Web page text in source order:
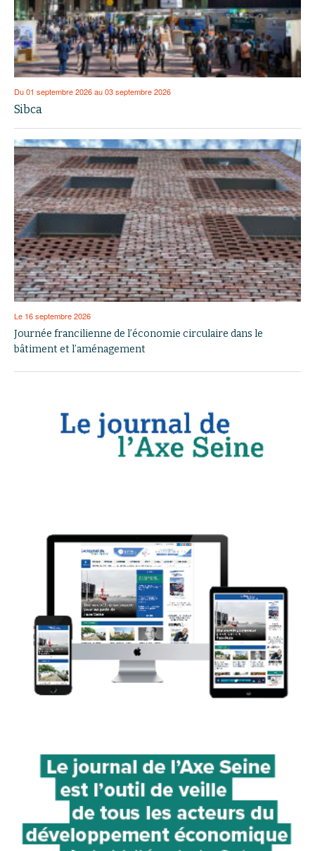
Du 01 septembre 2026 au 03 septembre 2026
Sibca
Le 16 septembre 2026
Journée francilienne de l’économie circulaire dans le
bâtiment et l’aménagement